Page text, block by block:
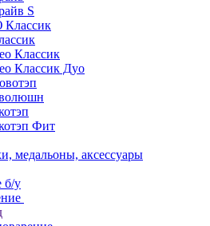
S
Классик
Классик Дуо
Фит
медальоны, аксессуары
б/у